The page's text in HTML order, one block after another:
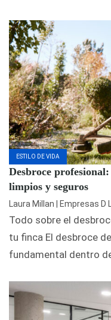
ESTILO DE VIDA
Desbroce
limpios y seguros
Laura Millan | Empresas
Todo sobre el
tu finca El desbroce
fundamental dentro